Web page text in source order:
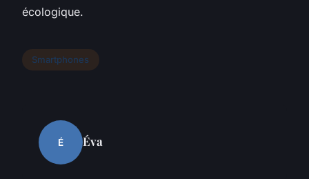
écologique.
Smartphones
É Éva